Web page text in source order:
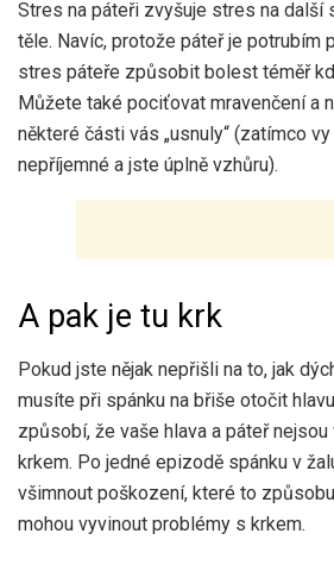
Stres na páteři zvyšuje stres na další
těle. Navíc, protože páteř je potrubím
stres páteře způsobit bolest téměř
Můžete také pociťovat mravenčení a
některé části vás „usnuly“ (zatímco
nepříjemné a jste úplně vzhůru).
A pak je tu krk
Pokud jste nějak nepřišli na to, jak
musíte při spánku na břiše otočit
způsobí, že vaše hlava a páteř
krkem. Po jedné epizodě spánku v
všimnout poškození, které to
mohou vyvinout problémy s krkem.